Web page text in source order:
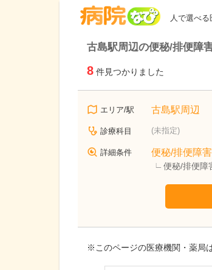
人で選べ
古島駅周辺の便秘/排便障
8 件見つかりました
エリア/駅 古島駅周辺
診療科目 (未指定)
詳細条件 便秘/排便障害
便秘/排便障
※このページの医療機関・薬局